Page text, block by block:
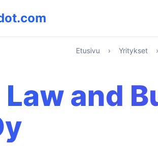
Etusivu › Yritykset ›
Law and